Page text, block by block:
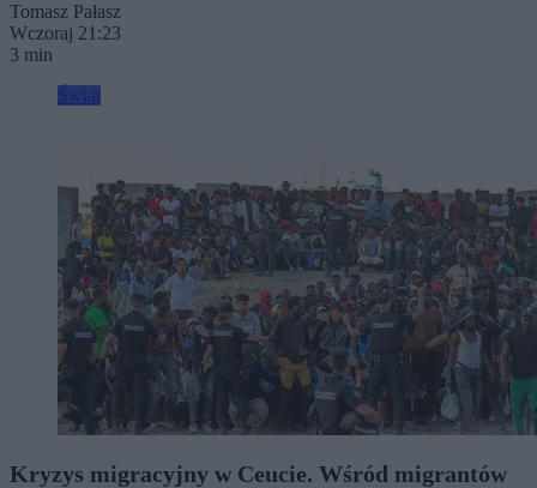
Tomasz Pałasz
Wczoraj 21:23
3 min
Kryzys migracyjny w Ceucie. Wśród migrantów